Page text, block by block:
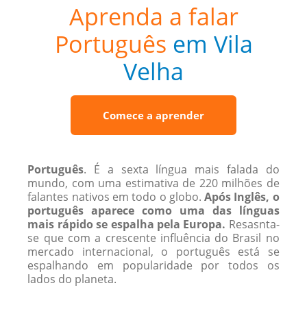
Aprenda a falar
Português em Vila
Velha
Comece a aprender
Português. É a sexta língua mais falada do
mundo, com uma estimativa de 220 ​​milhões de
falantes nativos em todo o globo.Após Inglês, o
português aparece como uma das línguas
mais rápido se espalha pela Europa. Resasnta-
se que com a crescente influência do Brasil no
mercado internacional, o português está se
espalhando em popularidade por todos os
lados do planeta.